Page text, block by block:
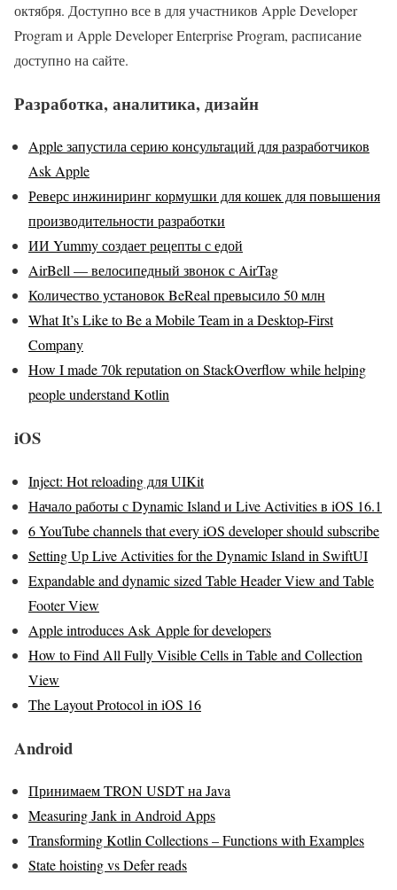
октября. Доступно все в для участников Apple Developer
Program и Apple Developer Enterprise Program, расписание
доступно на сайте.
Разработка, аналитика, дизайн
Apple запустила серию консультаций для разработчиков
Ask Apple
Реверс инжиниринг кормушки для кошек для повышения
производительности разработки
ИИ Yummy создает рецепты с едой
AirBell — велосипедный звонок с AirTag
Количество установок BeReal превысило 50 млн
What It’s Like to Be a Mobile Team in a Desktop-First
Company
How I made 70k reputation on StackOverflow while helping
people understand Kotlin
iOS
Inject: Hot reloading для UIKit
Начало работы с Dynamic Island и Live Activities в iOS 16.1
6 YouTube channels that every iOS developer should subscribe
Setting Up Live Activities for the Dynamic Island in SwiftUI
Expandable and dynamic sized Table Header View and Table
Footer View
Apple introduces Ask Apple for developers
How to Find All Fully Visible Cells in Table and Collection
View
The Layout Protocol in iOS 16
Android
Принимаем TRON USDT на Java
Measuring Jank in Android Apps
Transforming Kotlin Collections – Functions with Examples
State hoisting vs Defer reads